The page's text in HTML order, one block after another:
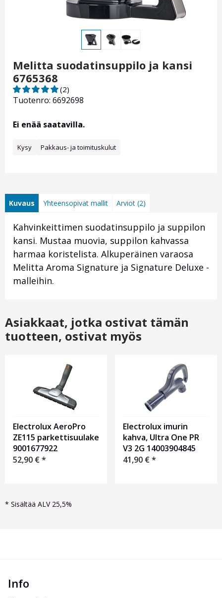
Melitta suodatinsuppilo ja kansi
6765368
Tuotenro: 6692698
(2)
Ei enää saatavilla.
Kysy Pakkaus- ja toimituskulut
Kuvaus Yhteensopivat mallit Arviot (2)
Kahvinkeittimen suodatinsuppilo ja suppilon
kansi. Mustaa muovia, suppilon kahvassa
harmaa koristelista. Alkuperäinen varaosa
Melitta Aroma Signature ja Signature Deluxe -
malleihin.
Asiakkaat, jotka ostivat tämän
tuotteen, ostivat myös
Electrolux AeroPro
ZE115 parkettisuulake
9001677922
52,90 €*
Electrolux imurin
kahva, Ultra One PR
V3 2G 14003904845
41,90 €*
* Sisältää ALV 25,5%
Info